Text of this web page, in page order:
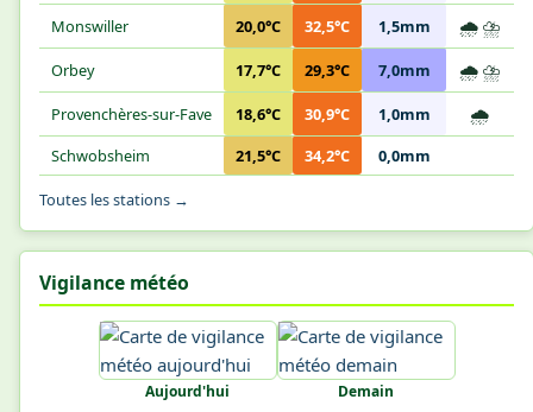
Monswiller 20,0°C 32,5°C 1,5mm 🌧️ ⛈️
Orbey 17,7°C 29,3°C 7,0mm 🌧️ ⛈️
Provenchères-sur-Fave 18,6°C 30,9°C 1,0mm 🌧️
Schwobsheim 21,5°C 34,2°C 0,0mm
Toutes les stations →
Vigilance météo
Aujourd'hui Demain